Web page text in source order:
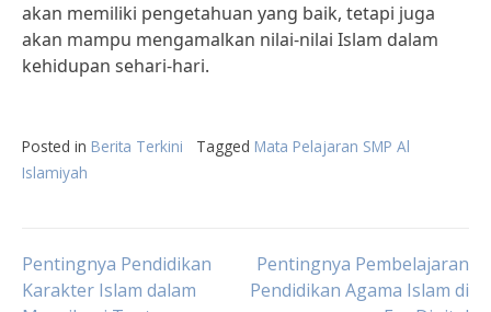
akan memiliki pengetahuan yang baik, tetapi juga
akan mampu mengamalkan nilai-nilai Islam dalam
kehidupan sehari-hari.
Posted in Berita Terkini Tagged Mata Pelajaran SMP Al
Islamiyah
Post
Pentingnya Pendidikan
Karakter Islam dalam
Pentingnya Pembelajaran
Pendidikan Agama Islam di